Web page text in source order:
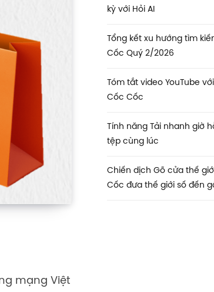
mạng Việt
kỳ với Hỏi AI
Tổng kết xu hướng tìm
Cốc Quý 2/2026
Tóm tắt video YouTube
Cốc Cốc
Tính năng Tải nhanh giờ
tệp cùng lúc
Chiến dịch Gõ cửa thế
Cốc đưa thế giới số đến